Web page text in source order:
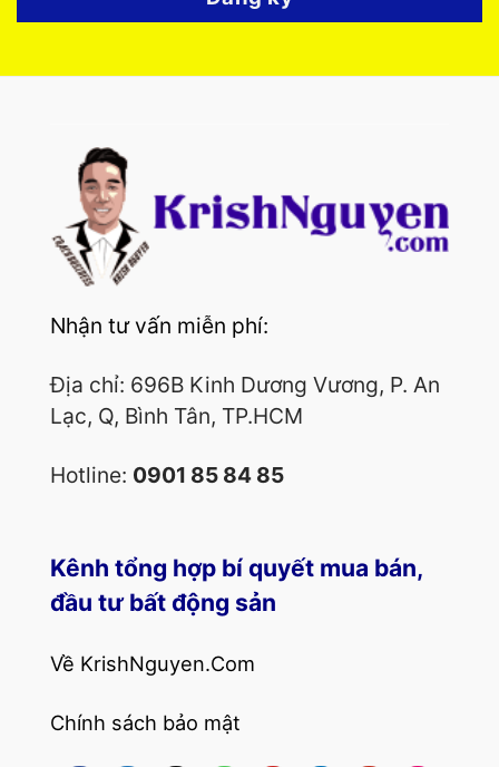
Nhận tư vấn miễn phí:
Địa chỉ: 696B Kinh Dương Vương, P. An
Lạc, Q, Bình Tân, TP.HCM
Hotline: 0901 85 84 85
Kênh tổng hợp bí quyết mua bán,
đầu tư bất động sản
Về KrishNguyen.Com
Chính sách bảo mật